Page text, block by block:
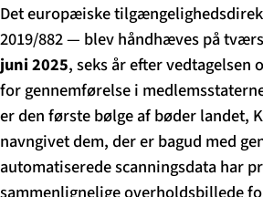
Det europæiske
2019/882 — blev håndhæves på
juni 2025, seks år efter vedtagelsen
for gennemførelse i
er den første bølge af bøder landet,
navngivet dem, der er bagud med
automatiserede scanningsdata har
sammenlignelige overholdsbillede